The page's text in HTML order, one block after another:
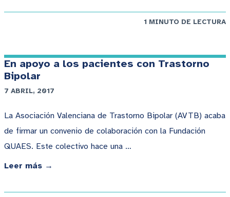
1 MINUTO DE LECTURA
En apoyo a los pacientes con Trastorno
Bipolar
7 ABRIL, 2017
La Asociación Valenciana de Trastorno Bipolar (AVTB) acaba
de firmar un convenio de colaboración con la Fundación
QUAES. Este colectivo hace una …
Leer más →